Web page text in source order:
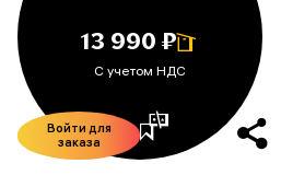
13 990 ₽
С учетом НДС
Войти для
заказа